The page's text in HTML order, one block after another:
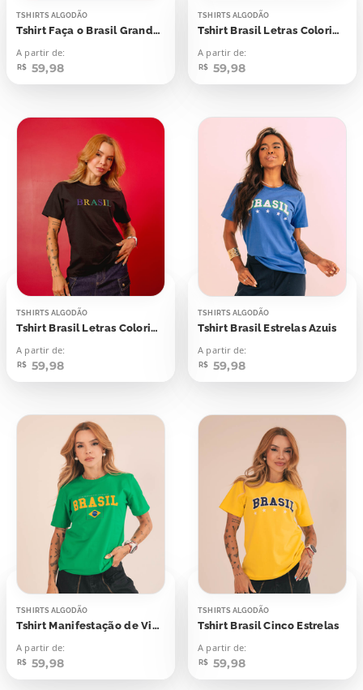
TSHIRTS ALGODÃO
Tshirt Faça o Brasil Grande Outra Vez
A partir de:
R$ 59,98
TSHIRTS ALGODÃO
Tshirt Brasil Letras Coloridas
A partir de:
R$ 59,98
TSHIRTS ALGODÃO
Tshirt Brasil Letras Coloridas
A partir de:
R$ 59,98
TSHIRTS ALGODÃO
Tshirt Brasil Estrelas Azuis
A partir de:
R$ 59,98
TSHIRTS ALGODÃO
Tshirt Manifestação de Viagem Ao Brasil
A partir de:
R$ 59,98
TSHIRTS ALGODÃO
Tshirt Brasil Cinco Estrelas
A partir de:
R$ 59,98